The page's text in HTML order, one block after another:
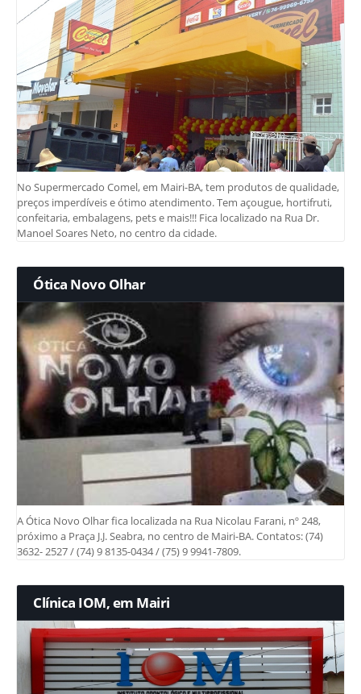
No Supermercado Comel, em Mairi-BA, tem produtos de qualidade,
preços imperdíveis e ótimo atendimento. Tem açougue, hortifruti,
confeitaria, embalagens, pets e mais!!! Fica localizado na Rua Dr.
Manoel Soares Neto, no centro da cidade.
Ótica Novo Olhar
A Ótica Novo Olhar fica localizada na Rua Nicolau Farani, nº 248,
próximo a Praça J.J. Seabra, no centro de Mairi-BA. Contatos: (74)
3632- 2527 / (74) 9 8135-0434 / (75) 9 9941-7809.
Clínica IOM, em Mairi